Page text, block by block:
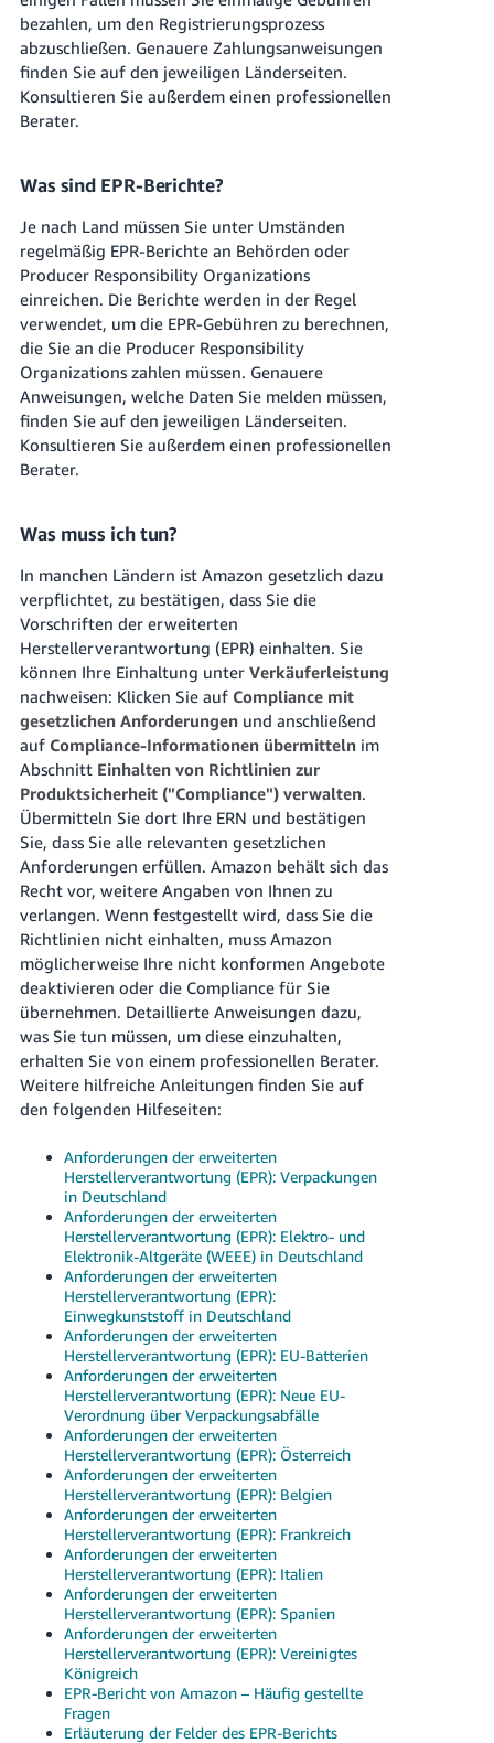
bezahlen, um den Registrierungsprozess
abzuschließen. Genauere Zahlungsanweisungen
finden Sie auf den jeweiligen Länderseiten.
Konsultieren Sie außerdem einen professionellen
Berater.
Was sind EPR-Berichte?
Je nach Land müssen Sie unter Umständen
regelmäßig EPR-Berichte an Behörden oder
Producer Responsibility Organizations
einreichen. Die Berichte werden in der Regel
verwendet, um die EPR-Gebühren zu berechnen,
die Sie an die Producer Responsibility
Organizations zahlen müssen. Genauere
Anweisungen, welche Daten Sie melden müssen,
finden Sie auf den jeweiligen Länderseiten.
Konsultieren Sie außerdem einen professionellen
Berater.
Was muss ich tun?
In manchen Ländern ist Amazon gesetzlich dazu
verpflichtet, zu bestätigen, dass Sie die
Vorschriften der erweiterten
Herstellerverantwortung (EPR) einhalten. Sie
können Ihre Einhaltung unter Verkäuferleistung
nachweisen: Klicken Sie auf Compliance mit
gesetzlichen Anforderungen und anschließend
auf Compliance-Informationen übermitteln im
Abschnitt Einhalten von Richtlinien zur
Produktsicherheit ("Compliance") verwalten.
Übermitteln Sie dort Ihre ERN und bestätigen
Sie, dass Sie alle relevanten gesetzlichen
Anforderungen erfüllen. Amazon behält sich das
Recht vor, weitere Angaben von Ihnen zu
verlangen. Wenn festgestellt wird, dass Sie die
Richtlinien nicht einhalten, muss Amazon
möglicherweise Ihre nicht konformen Angebote
deaktivieren oder die Compliance für Sie
übernehmen. Detaillierte Anweisungen dazu,
was Sie tun müssen, um diese einzuhalten,
erhalten Sie von einem professionellen Berater.
Weitere hilfreiche Anleitungen finden Sie auf
den folgenden Hilfeseiten:
Anforderungen der erweiterten
Herstellerverantwortung (EPR): Verpackungen
in Deutschland
Anforderungen der erweiterten
Herstellerverantwortung (EPR): Elektro- und
Elektronik-Altgeräte (WEEE) in Deutschland
Anforderungen der erweiterten
Herstellerverantwortung (EPR):
Einwegkunststoff in Deutschland
Anforderungen der erweiterten
Herstellerverantwortung (EPR): EU-Batterien
Anforderungen der erweiterten
Herstellerverantwortung (EPR): Neue EU-
Verordnung über Verpackungsabfälle
Anforderungen der erweiterten
Herstellerverantwortung (EPR): Österreich
Anforderungen der erweiterten
Herstellerverantwortung (EPR): Belgien
Anforderungen der erweiterten
Herstellerverantwortung (EPR): Frankreich
Anforderungen der erweiterten
Herstellerverantwortung (EPR): Italien
Anforderungen der erweiterten
Herstellerverantwortung (EPR): Spanien
Anforderungen der erweiterten
Herstellerverantwortung (EPR): Vereinigtes
Königreich
EPR-Bericht von Amazon – Häufig gestellte
Fragen
Erläuterung der Felder des EPR-Berichts